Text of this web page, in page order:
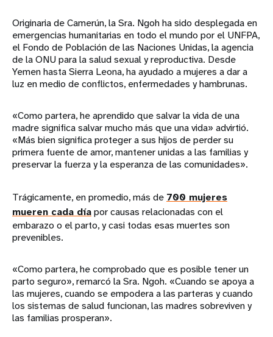
Originaria de Camerún, la Sra. Ngoh ha sido desplegada en
emergencias humanitarias en todo el mundo por el UNFPA,
el Fondo de Población de las Naciones Unidas, la agencia
de la ONU para la salud sexual y reproductiva. Desde
Yemen hasta Sierra Leona, ha ayudado a mujeres a dar a
luz en medio de conflictos, enfermedades y hambrunas.
«Como partera, he aprendido que salvar la vida de una
madre significa salvar mucho más que una vida» advirtió.
«Más bien significa proteger a sus hijos de perder su
primera fuente de amor, mantener unidas a las familias y
preservar la fuerza y la esperanza de las comunidades».
Trágicamente, en promedio, más de 700 mujeres
mueren cada díapor causas relacionadas con el
embarazo o el parto, y casi todas esas muertes son
prevenibles.
«Como partera, he comprobado que es posible tener un
parto seguro», remarcó la Sra. Ngoh. «Cuando se apoya a
las mujeres, cuando se empodera a las parteras y cuando
los sistemas de salud funcionan, las madres sobreviven y
las familias prosperan».